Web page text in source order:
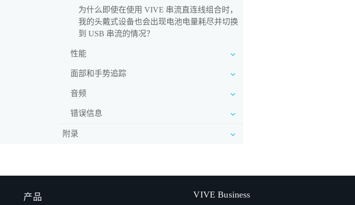
为什么即使在使用 VIVE 串流直连线组合时，
我的头戴式设备也会出现电池电量耗尽并切换
到 USB 串流的情况？
性能
面部和手势追踪
音频
错误信息
附录
产品 VIVE Business